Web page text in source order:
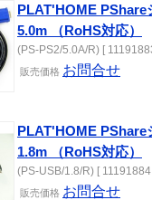
PLAT'HOME PShare
5.0m （RoHS対応）
(PS-PS2/5.0A/R) [
販売価格 お問合せ
PLAT'HOME PShare
1.8m （RoHS対応）
(PS-USB/1.8/R) [
販売価格 お問合せ